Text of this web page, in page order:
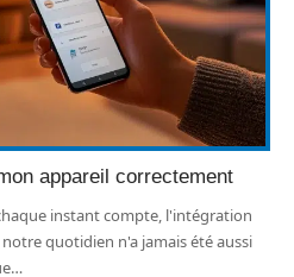
appareil correctement
instant compte, l'intégration
quotidien n'a jamais été aussi
…